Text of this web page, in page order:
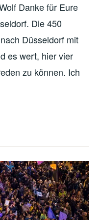
Danke für Eure
Die 450
Düsseldorf mit
es wert, hier vier
zu können. Ich